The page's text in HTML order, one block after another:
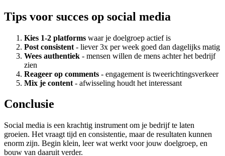
Tips voor succes op social media
Kies 1-2 platforms waar je doelgroep actief is
Post consistent - liever 3x per week goed dan dagelijks matig
Wees authentiek - mensen willen de mens achter het bedrijf
zien
Reageer op comments - engagement is tweerichtingsverkeer
Mix je content - afwisseling houdt het interessant
Conclusie
Social media is een krachtig instrument om je bedrijf te laten
groeien. Het vraagt tijd en consistentie, maar de resultaten kunnen
enorm zijn. Begin klein, leer wat werkt voor jouw doelgroep, en
bouw van daaruit verder.